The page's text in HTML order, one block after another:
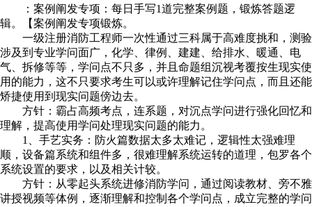
：案例阐发专项：每日手写1道完整案例题，锻炼答题逻
辑。【案例阐发专项锻炼。
一级注册消防工程师一次性通过三科属于高难度挑和，测验
涉及到专业学问面广，化学、律例、建建、给排水、暖通、电
气、拆修等等，学问点不只多，并且命题组沉视考覆按生现实使
用的能力，这不只要求考生可以或许理解记住学问点，而且还能
矫捷使用到现实问题傍边去。
方针：霸占高频考点，连系题，对沉点学问进行强化回忆和
理解，提高使用学问处理现实问题的能力。
1、手艺实务：防火篇数据太多太难记，逻辑性太强难理
顺，设备篇系统和组件多，很难理解系统运转的道理，包罗各个
系统设置的要求，以及相关计较。
方针：从零起头系统进修消防学问，通过阅读教材、旁不雅
讲授视频等体例，逐渐理解和控制各个学问点，成立完整的学问